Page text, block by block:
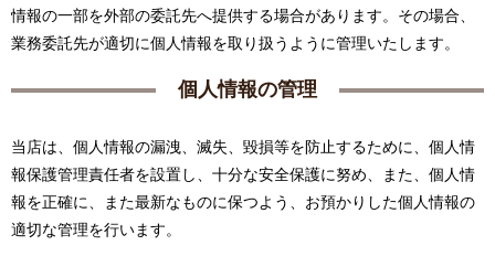
情報の一部を外部の委託先へ提供する場合があります。その場合、
業務委託先が適切に個人情報を取り扱うように管理いたします。
個人情報の管理
当店は、個人情報の漏洩、滅失、毀損等を防止するために、個人情
報保護管理責任者を設置し、十分な安全保護に努め、また、個人情
報を正確に、また最新なものに保つよう、お預かりした個人情報の
適切な管理を行います。